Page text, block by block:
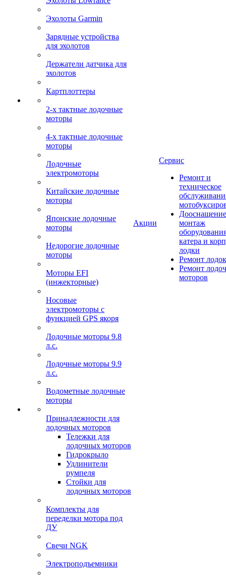
Эхолоты Garmin
Зарядные устройства
для эхолотов
Держатели датчика для
эхолотов
Картплоттеры
2-х тактные лодочные
моторы
4-х тактные лодочные
моторы
Лодочные
электромоторы
Китайские лодочные
моторы
Японские лодочные
моторы
Недорогие лодочные
моторы
Моторы EFI
(инжекторные)
Носовые
электромоторы с
функцией GPS якоря
Лодочные моторы 9.8
л.с.
Лодочные моторы 9.9
л.с.
Водометные лодочные
моторы
Принадлежности для
лодочных моторов
Тележки для
лодочных моторов
Гидрокрыло
Удлинители
румпеля
Стойки для
лодочных моторов
Комплекты для
переделки мотора под
ДУ
Свечи NGK
Электроподъемники
Акции
Сервис
Ремонт и
техническое
монтаж
катера и
лодки
Ремонт
Ремонт
моторов